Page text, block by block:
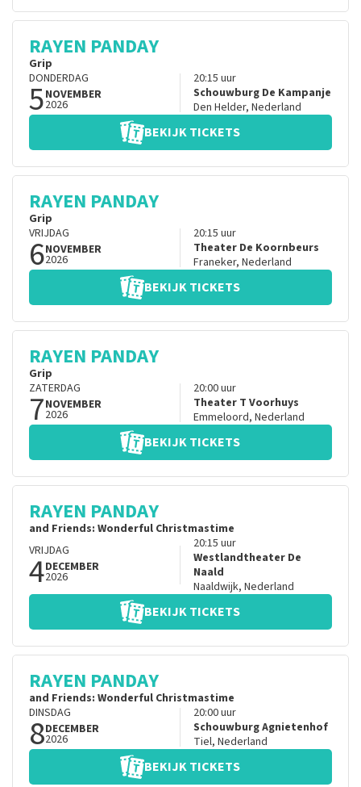
RAYEN PANDAY
Grip
DONDERDAG
5NOVEMBER
2026
20:15 uur
Schouwburg De Kampanje
Den Helder, Nederland
BEKIJK TICKETS
RAYEN PANDAY
Grip
VRIJDAG
6NOVEMBER
2026
20:15 uur
Theater De Koornbeurs
Franeker, Nederland
BEKIJK TICKETS
RAYEN PANDAY
Grip
ZATERDAG
7NOVEMBER
2026
20:00uur
Theater T Voorhuys
Emmeloord, Nederland
BEKIJK TICKETS
RAYEN PANDAY
and Friends: Wonderful Christmastime
VRIJDAG
4DECEMBER
2026
20:15 uur
Westlandtheater De
Naald
Naaldwijk, Nederland
BEKIJK TICKETS
RAYEN PANDAY
and Friends: Wonderful Christmastime
DINSDAG
8DECEMBER
2026
20:00uur
Schouwburg Agnietenhof
Tiel, Nederland
BEKIJK TICKETS